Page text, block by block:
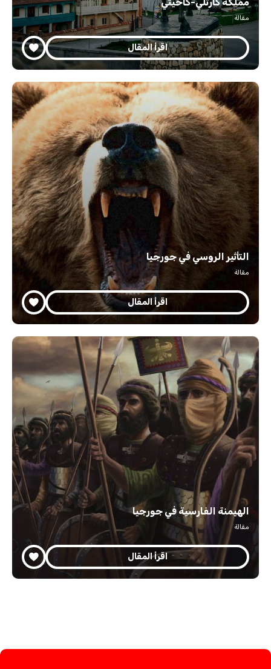
مقالة
اقرأ المقال
التأثير الروسي في جورجيا
مقالة
اقرأ المقال
الهيمنة الفارسية في جورجيا
مقالة
اقرأ المقال